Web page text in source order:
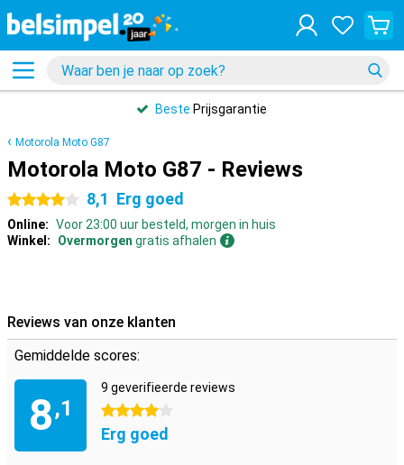
Beste Prijsgarantie
Motorola Moto G87
Motorola Moto G87 - Reviews
4 sterren 8,1 Erg goed
Online: Voor 23:00 uur besteld, morgen in huis
Winkel:
Overmorgen gratis afhalen
Reviews van onze klanten
Gemiddelde scores:
8,1
9 geverifieerde reviews
4 sterren
Erg goed